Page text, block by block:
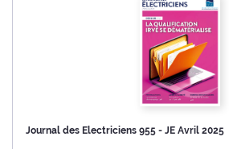
Journal des Electriciens 955 - JE Avril 2025